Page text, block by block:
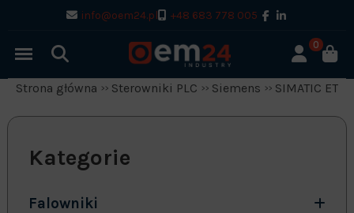
info@oem24.pl +48 683 778 005
0
Strona główna Sterowniki PLC Siemens SIMATIC ET-
Kategorie
Falowniki